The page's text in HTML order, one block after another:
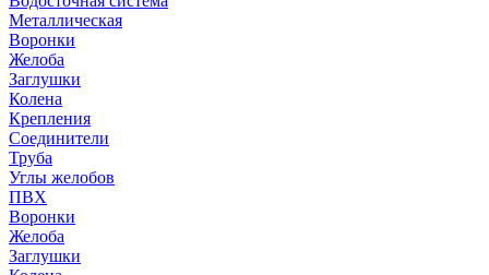
Металлическая
Воронки
Желоба
Заглушки
Колена
Крепления
Соединители
Труба
Углы желобов
ПВХ
Воронки
Желоба
Заглушки